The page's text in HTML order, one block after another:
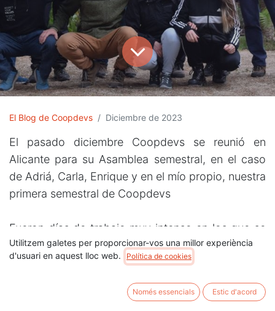
El Blog de Coopdevs Diciembre de 2023
El pasado diciembre Coopdevs se reunió en
Alicante para su Asamblea semestral, en el caso
de Adriá, Carla, Enrique y en el mío propio, nuestra
primera semestral de Coopdevs
Fueron días de trabajo muy intenso en los que se
analizaron muchos parámetros de la cooperativa,
se puso mucha tarea común sobre la mesa, se
por primera vez, como dice Jordi, en 3D.
Utilitzem galetes per proporcionar-vos una millor experiència
d'usuari en aquest lloc web.
Política de cookies
Només essencials Estic d'acord